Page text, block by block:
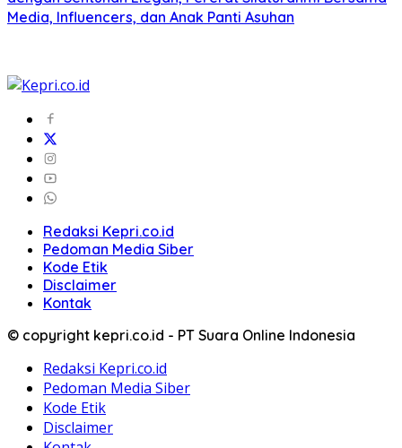
Media, Influencers, dan Anak Panti Asuhan
Redaksi Kepri.co.id
Pedoman Media Siber
Kode Etik
Disclaimer
Kontak
© copyright kepri.co.id - PT Suara Online Indonesia
Redaksi Kepri.co.id
Pedoman Media Siber
Kode Etik
Disclaimer